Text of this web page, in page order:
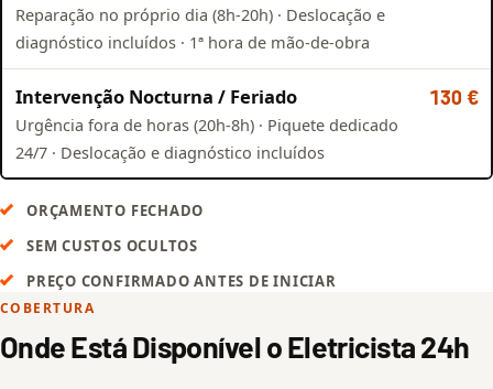
Reparação no próprio dia (8h-20h) · Deslocação e
diagnóstico incluídos · 1ª hora de mão-de-obra
Intervenção Nocturna / Feriado
Urgência fora de horas (20h-8h) · Piquete dedicado
24/7 · Deslocação e diagnóstico incluídos
130 €
ORÇAMENTO FECHADO
SEM CUSTOS OCULTOS
PREÇO CONFIRMADO ANTES DE INICIAR
COBERTURA
Onde Está Disponível o Eletricista 24h